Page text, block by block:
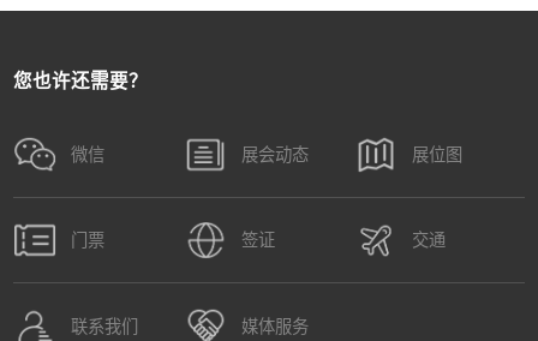
您也许还需要？
微信 展会动态 展位图
门票 签证 交通
联系我们 媒体服务